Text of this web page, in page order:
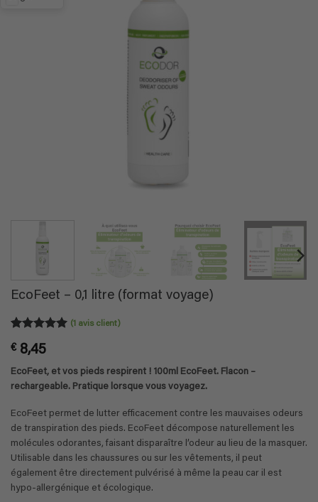
EcoFeet – 0,1 litre (format voyage)
Noté
5 basé sur
1
client
(1 avis client)
€8,45
EcoFeet, et vos pieds respirent ! 100ml EcoFeet. Flacon –
rechargeable. Pratique lorsque vous voyagez.
EcoFeet permet de lutter efficacement contre les mauvaises odeurs
de transpiration des pieds. EcoFeet décompose naturellement les
molécules odorantes, faisant disparaître l’odeur au lieu de la masquer.
Utilisable dans les chaussures ou sur les vêtements, il peut
également être directement pulvérisé à même la peau car il est
hypo-allergénique et écologique.